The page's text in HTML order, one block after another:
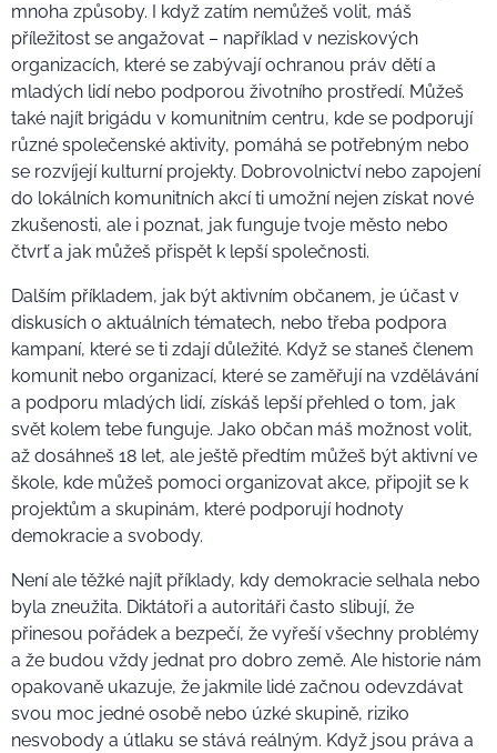
mnoha způsoby. I když zatím nemůžeš volit, máš
příležitost se angažovat – například v neziskových
organizacích, které se zabývají ochranou práv dětí a
mladých lidí nebo podporou životního prostředí. Můžeš
také najít brigádu v komunitním centru, kde se podporují
různé společenské aktivity, pomáhá se potřebným nebo
se rozvíjejí kulturní projekty. Dobrovolnictví nebo zapojení
do lokálních komunitních akcí ti umožní nejen získat nové
zkušenosti, ale i poznat, jak funguje tvoje město nebo
čtvrť a jak můžeš přispět k lepší společnosti.
Dalším příkladem, jak být aktivním občanem, je účast v
diskusích o aktuálních tématech, nebo třeba podpora
kampaní, které se ti zdají důležité. Když se staneš členem
komunit nebo organizací, které se zaměřují na vzdělávání
a podporu mladých lidí, získáš lepší přehled o tom, jak
svět kolem tebe funguje. Jako občan máš možnost volit,
až dosáhneš 18 let, ale ještě předtím můžeš být aktivní ve
škole, kde můžeš pomoci organizovat akce, připojit se k
projektům a skupinám, které podporují hodnoty
demokracie a svobody.
Není ale těžké najít příklady, kdy demokracie selhala nebo
byla zneužita. Diktátoři a autoritáři často slibují, že
přinesou pořádek a bezpečí, že vyřeší všechny problémy
a že budou vždy jednat pro dobro země. Ale historie nám
opakovaně ukazuje, že jakmile lidé začnou odevzdávat
svou moc jedné osobě nebo úzké skupině, riziko
nesvobody a útlaku se stává reálným. Když jsou práva a